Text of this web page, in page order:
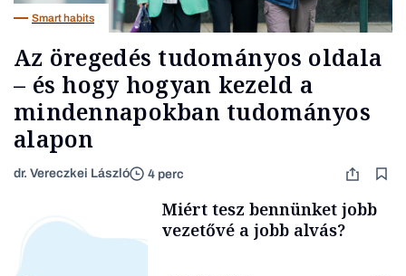
Smart habits
Az öregedés tudományos oldala
– és hogy hogyan kezeld a
mindennapokban tudományos
alapon
dr. Vereczkei László 4 perc
Miért tesz bennünket jobb
vezetővé a jobb alvás?